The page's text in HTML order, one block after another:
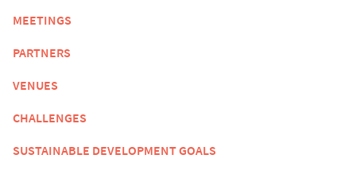
MEETINGS
PARTNERS
VENUES
CHALLENGES
SUSTAINABLE DEVELOPMENT GOALS